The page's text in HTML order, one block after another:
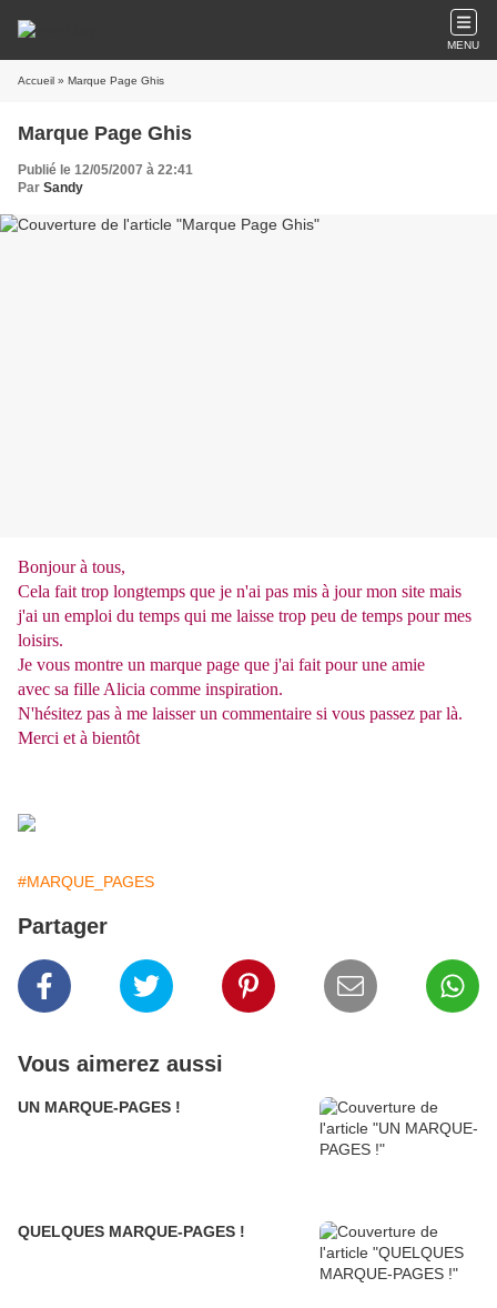
MENU
Accueil » Marque Page Ghis
Marque Page Ghis
Publié le 12/05/2007 à 22:41
Par Sandy
Bonjour à tous,
Cela fait trop longtemps que je n'ai pas mis à jour mon site mais
j'ai un emploi du temps qui me laisse trop peu de temps pour mes
loisirs.
Je vous montre un marque page que j'ai fait pour une amie
avec sa fille Alicia comme inspiration.
N'hésitez pas à me laisser un commentaire si vous passez par là.
Merci et à bientôt
#MARQUE_PAGES
Partager
Vous aimerez aussi
UN MARQUE-PAGES !
QUELQUES MARQUE-PAGES !